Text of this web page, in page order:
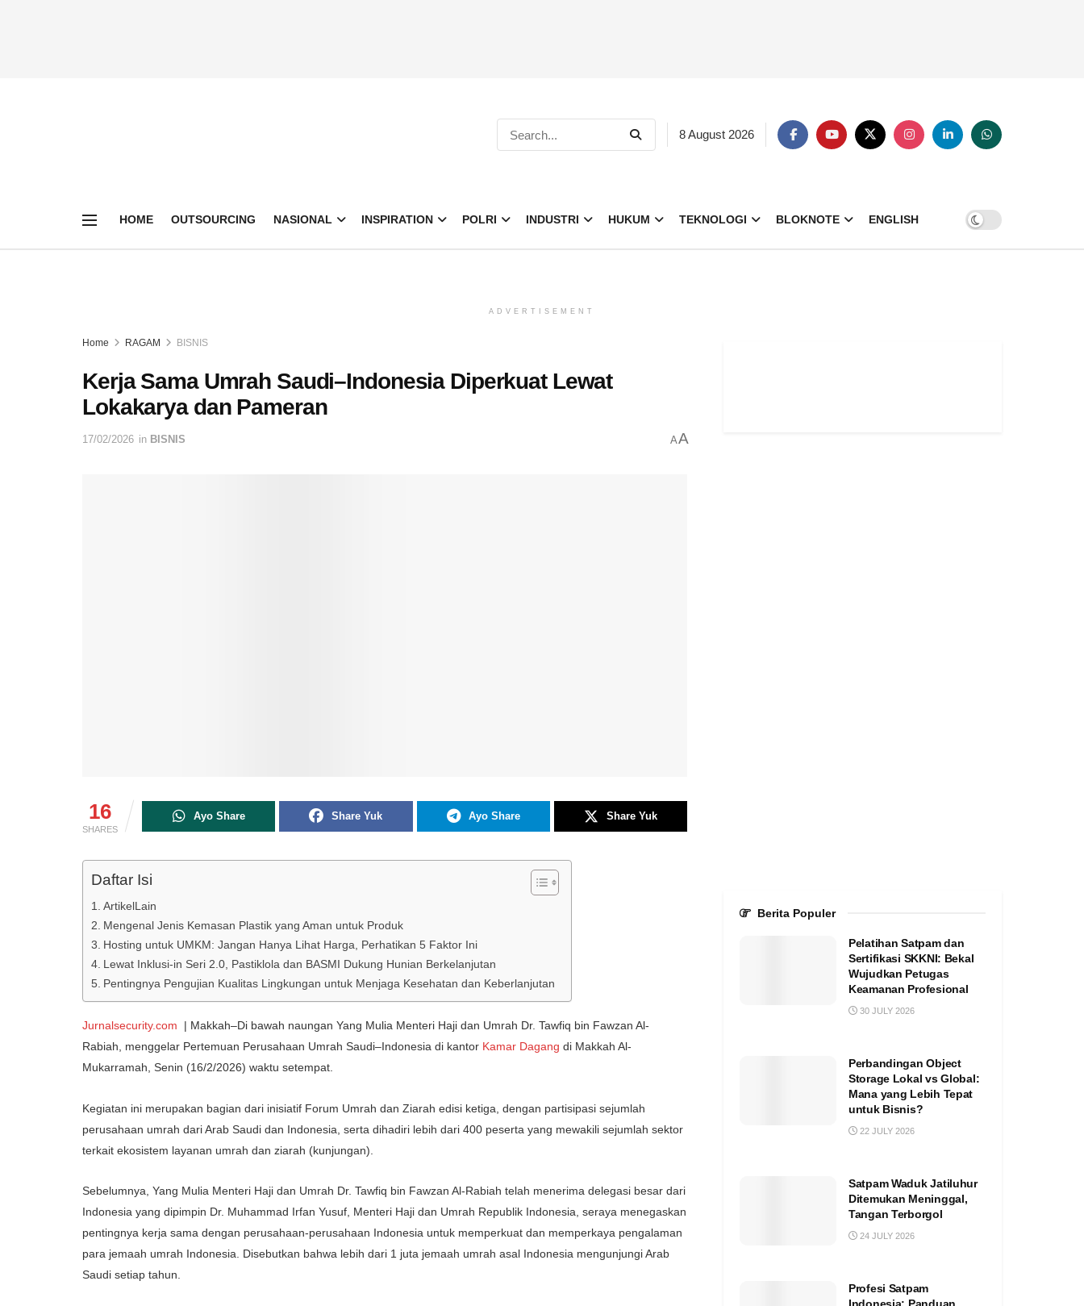
8 August 2026
HOME OUTSOURCING NASIONAL INSPIRATION POLRI INDUSTRI HUKUM TEKNOLOGI BLOKNOTE ENGLISH
ADVERTISEMENT
Home RAGAM BISNIS
Kerja Sama Umrah Saudi–Indonesia Diperkuat Lewat
Lokakarya dan Pameran
17/02/2026 in BISNIS AA
16
SHARES
Ayo Share Share Yuk Ayo Share Share Yuk
Daftar Isi
ArtikelLain
Mengenal Jenis Kemasan Plastik yang Aman untuk Produk
Hosting untuk UMKM: Jangan Hanya Lihat Harga, Perhatikan 5 Faktor Ini
Lewat Inklusi-in Seri 2.0, Pastiklola dan BASMI Dukung Hunian Berkelanjutan
Pentingnya Pengujian Kualitas Lingkungan untuk Menjaga Kesehatan dan Keberlanjutan
Jurnalsecurity.com | Makkah–Di bawah naungan Yang Mulia Menteri Haji dan Umrah Dr. Tawfiq bin Fawzan Al-
Rabiah , menggelar Pertemuan Perusahaan Umrah Saudi–Indonesia di kantor Kamar Dagang di Makkah Al-
Mukarramah, Senin (16/2/2026) waktu setempat.
Kegiatan ini merupakan bagian dari inisiatif Forum Umrah dan Ziarah edisi ketiga dengan partisipasi sejumlah
perusahaan umrah dariArab Saudi dan Indonesia, serta dihadiri lebih dari 400 peserta yang mewakili sejumlah sektor
terkait ekosistem layanan umrah dan ziarah (kunjungan)
Sebelumnya , Yang Mulia Menteri Haji dan Umrah Dr. Tawfiq bin Fawzan Al-Rabiah telah menerima delegasi besar dari
Indonesia yang dipimpin Dr. Muhammad Irfan Yusuf, Menteri Haji dan Umrah Republik Indonesia, seraya menegaskan
pentingnya kerja sama dengan perusahaan-perusahaan Indonesia untuk memperkuat dan memperkaya pengalaman
para jemaah umrah Indonesia. Disebutkan bahwa lebih dari 1 juta jemaah umrah asal Indonesia mengunjungiArab
Saudi setiap tahun
Berita Populer
Pelatihan Satpam dan
Sertifikasi SKKNI: Bekal
Wujudkan Petugas
Keamanan Profesional
30 JULY 2026
Perbandingan Object
Storage Lokal vs Global:
Mana yang Lebih Tepat
untuk Bisnis?
22 JULY 2026
Satpam Waduk Jatiluhur
Ditemukan Meninggal,
Tangan Terborgol
24 JULY 2026
Profesi Satpam